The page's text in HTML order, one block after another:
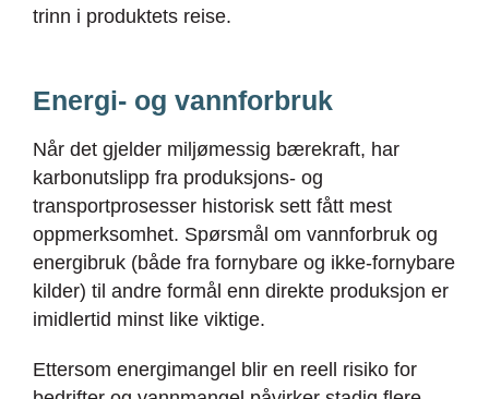
trinn i produktets reise.
Energi- og vannforbruk
Når det gjelder miljømessig bærekraft, har
karbonutslipp fra produksjons- og
transportprosesser historisk sett fått mest
oppmerksomhet. Spørsmål om vannforbruk og
energibruk (både fra fornybare og ikke-fornybare
kilder) til andre formål enn direkte produksjon er
imidlertid minst like viktige.
Ettersom energimangel blir en reell risiko for